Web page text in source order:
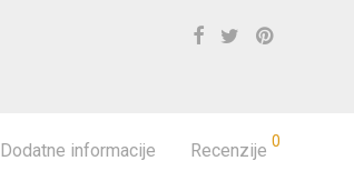
Dodatne informacije Recenzije 0